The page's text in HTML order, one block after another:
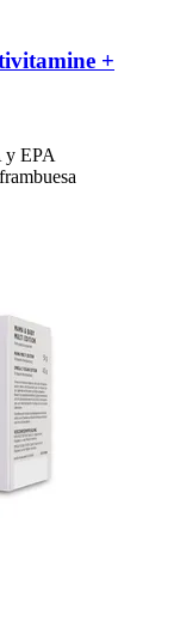
+
y EPA